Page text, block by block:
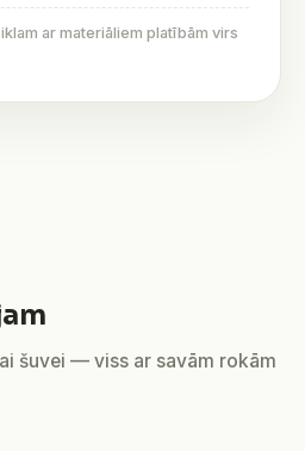
ar materiāliem platībām virs
šuvei — viss ar savām rokām